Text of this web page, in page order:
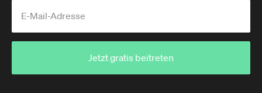
Jetzt gratis beitreten